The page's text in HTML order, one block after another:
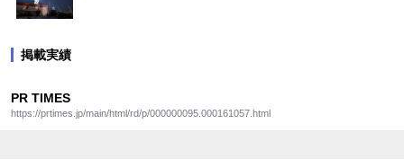
掲載実績
PR TIMES
https://prtimes.jp/main/html/rd/p/000000095.000161057.html